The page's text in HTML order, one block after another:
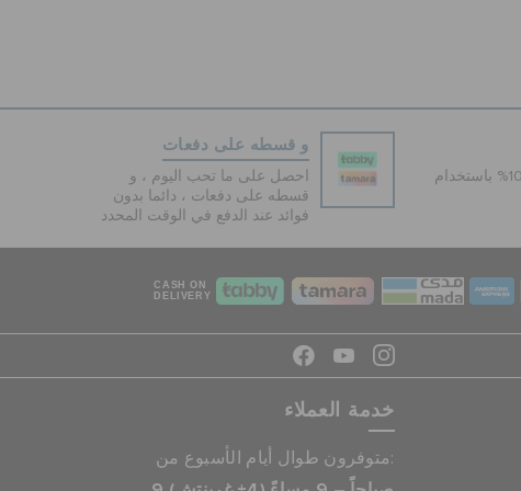
عمليات دفع آمنة 100% باستخدام
و قسطه على دفعات
احصل على ما تحب اليوم ، و
قسطه على دفعات ، دائما بدون
فوائد عند الدفع في الوقت المحدد
CASH ON
DELIVERY
خدمة العملاء
متوفرون طوال أيام الأسبوع من: